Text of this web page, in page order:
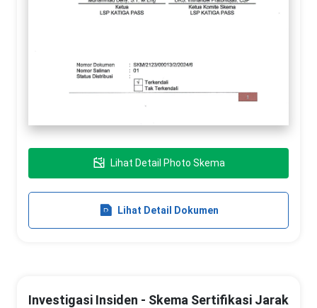
Lihat Detail Photo Skema
Lihat Detail Dokumen
Investigasi Insiden - Skema Sertifikasi Jarak